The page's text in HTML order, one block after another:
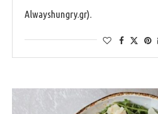
Alwayshungry.gr).